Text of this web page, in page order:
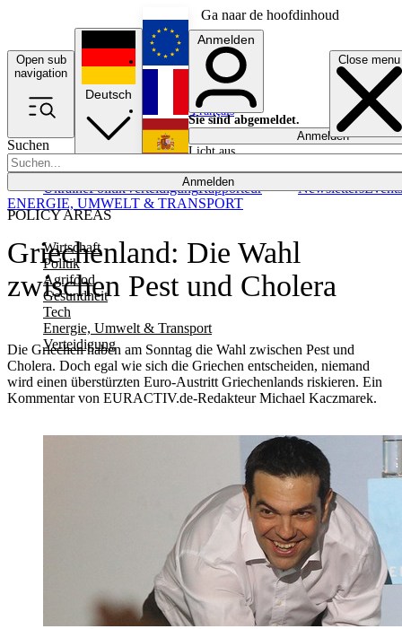
Ga naar de hoofdinhoud
Open sub
navigation
Close menu
Suchen
Anmelden
POLICY AREAS
Wirtschaft
Politik
Agrifood
Gesundheit
Tech
Energie, Umwelt & Transport
Verteidigung
UkrainePolitikVerteidigungRapporteur NewslettersEvents
Deutsch
English
Français
Anmelden
Sie sind abgemeldet.
Anmelden
Licht aus
Griechenland: Die Wahl
zwischen Pest und Cholera
Die Griechen haben am Sonntag die Wahl zwischen Pest und
Cholera. Doch egal wie sich die Griechen entscheiden, niemand
wird einen überstürzten Euro-Austritt Griechenlands riskieren. Ein
Kommentar von EURACTIV.de-Redakteur Michael Kaczmarek.
ENERGIE, UMWELT & TRANSPORT